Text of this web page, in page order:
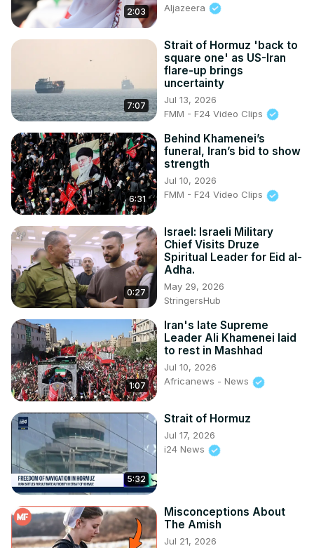
fait, une Sourate du Coran dont la récitation chaque soir,
est source d’une bonne et grande rétribution ».
2:03
Aljazeera
7:07
Strait of Hormuz 'back to
square one' as US-Iran
flare-up brings
uncertainty
Jul 13, 2026
FMM - F24 Video Clips
6:31
Behind Khamenei’s
funeral, Iran’s bid to show
strength
Jul 10, 2026
FMM - F24 Video Clips
0:27
Israel: Israeli Military
Chief Visits Druze
Spiritual Leader for Eid al-
Adha.
May 29, 2026
StringersHub
1:07
Iran's late Supreme
Leader Ali Khamenei laid
to rest in Mashhad
Jul 10, 2026
Africanews - News
5:32
Strait of Hormuz
Jul 17, 2026
i24 News
Misconceptions About
The Amish
Jul 21, 2026